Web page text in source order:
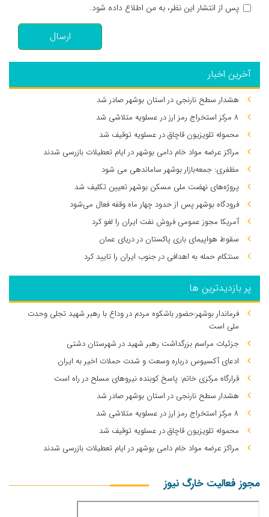
پس از انتشار این نظر، به من اطلاع داده شود.
ارسال
آخرین اخبار
هشدار سطح نارنجی در استان بوشهر صادر شد
۸ مرکز استخراج رمز ارز در عسلویه متلاشی شد
محموله تلویزیون قاچاق در عسلویه توقیف شد
مراکز عرضه مواد خام دامی بوشهر در ایام تعطیلات بازرسی شدند
مظفری: جمعه‌بازار بوشهر ساماندهی می‌ شود
پروژه‌های نهضت ملی مسکن بوشهر تعیین تکلیف شد
فرودگاه بوشهر پس از حدود چهار ماه وقفه فعال می‌شود
آمریکا مجوز عمومی فروش نفت ایران را لغو کرد
سقوط هواپیمای باری پاکستان در دریای عمان
سنتکام حمله به اهدافی در جنوب ایران را تایید کرد
پر بازدیدترین ها
فرماندار بوشهر:حضور باشکوه مردم در وداع با رهبر شهید تجلی وحدت
ملی است
جزئیات مراسم بزرگداشت رهبر شهید در شهرستان دشتی
ادعای آکسیوس درباره وسعت و شدت حملات اخیر به ایران
قرارگاه مرکزی خاتم: پاسخ کوبنده نیروهای مسلح در راه است
هشدار سطح نارنجی در استان بوشهر صادر شد
۸ مرکز استخراج رمز ارز در عسلویه متلاشی شد
محموله تلویزیون قاچاق در عسلویه توقیف شد
مراکز عرضه مواد خام دامی بوشهر در ایام تعطیلات بازرسی شدند
مجوز فعالیت خارگ نیوز